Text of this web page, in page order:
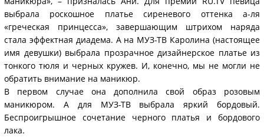
выбрала роскошное платье сиреневого оттенка а-ля
«греческая принцесса», завершающим штрихом наряда
стала эффектная диадема. А на МУЗ-ТВ Каролина (настоящее
имя девушки) выбрала прозрачное дизайнерское платье из
тонкого тюля и черных кружев. И, конечно, мы не могли не
обратить внимание на маникюр.
В первом случае она дополнила свой образ розовым
маникюром. А для МУЗ-ТВ выбрала яркий бордовый.
Беспроигрышное сочетание черного платья и бордового
лака.